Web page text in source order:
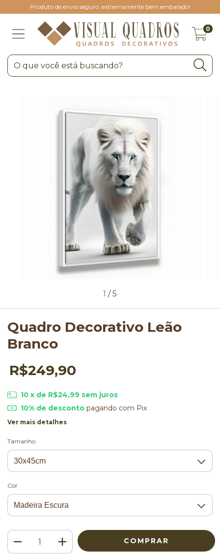
Produto de envio seguro, extremamente bem embalado!
0
1 /5
Quadro Decorativo Leão
Branco
R$249,90
10 x de R$24,99 sem juros
10% de descontopagando com Pix
Ver mais detalhes
Tamanho
Cor